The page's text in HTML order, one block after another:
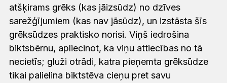
atšķirams grēks (kas jāizsūdz) no dzīves
sarežģījumiem (kas nav jāsūdz), un izstāsta šīs
grēksūdzes praktisko norisi. Viņš iedrošina
biktsbērnu, apliecinot, ka viņu attiecības no tā
necietīs; gluži otrādi, katra pieņemta grēksūdze
tikai palielina biktstēva cieņu pret savu